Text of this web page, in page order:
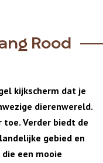
Rood
kijkscherm dat je
dierenwereld.
toe. Verder biedt de
gebied en
een mooie